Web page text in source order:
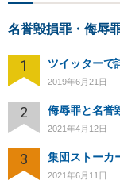
名誉毀損罪・侮辱
1
2019年6月21日
2 侮辱罪と名誉
2021年4月12日
3 集団ストーカ
2021年6月11日